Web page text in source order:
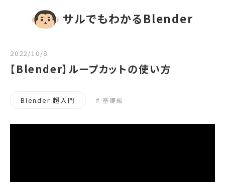
サルでもわかるBlender
2022/10/8
【Blender】ループカットの使い方
Blender 超入門 基礎編